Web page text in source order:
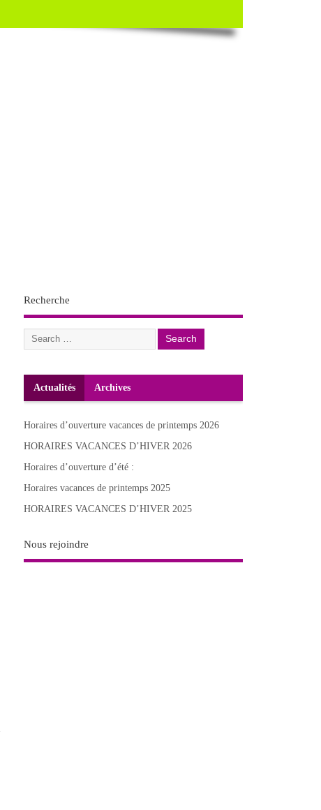
Recherche
Actualités Archives
Horaires d’ouverture vacances de printemps 2026
HORAIRES VACANCES D’HIVER 2026
Horaires d’ouverture d’été :
Horaires vacances de printemps 2025
HORAIRES VACANCES D’HIVER 2025
Nous rejoindre